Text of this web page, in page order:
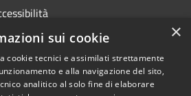
dal 2025
×
sui cookie
cookie tecnici e assimilati strettamente
e alla navigazione del sito,
analitico al solo fine di elaborare